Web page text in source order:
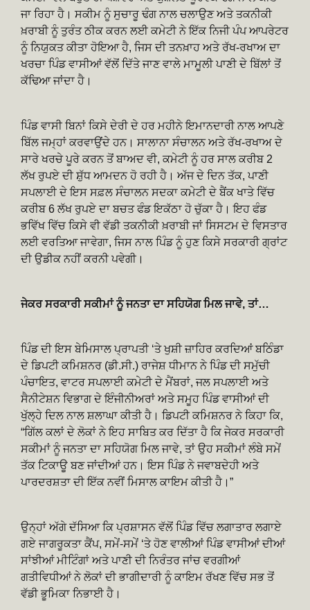
ਜਾ ਰਿਹਾ ਹੈ। ਸਕੀਮ ਨੂੰ ਸੁਚਾਰੂ ਢੰਗ ਨਾਲ ਚਲਾਉਣ ਅਤੇ ਤਕਨੀਕੀ
ਖ਼ਰਾਬੀ ਨੂੰ ਤੁਰੰਤ ਠੀਕ ਕਰਨ ਲਈ ਕਮੇਟੀ ਨੇ ਇੱਕ ਨਿਜੀ ਪੰਪ ਆਪਰੇਟਰ
ਨੂੰ ਨਿਯੁਕਤ ਕੀਤਾ ਹੋਇਆ ਹੈ, ਜਿਸ ਦੀ ਤਨਖ਼ਾਹ ਅਤੇ ਰੱਖ-ਰਖਾਅ ਦਾ
ਖਰਚਾ ਪਿੰਡ ਵਾਸੀਆਂ ਵੱਲੋਂ ਦਿੱਤੇ ਜਾਣ ਵਾਲੇ ਮਾਮੂਲੀ ਪਾਣੀ ਦੇ ਬਿੱਲਾਂ ਤੋਂ
ਕੱਢਿਆ ਜਾਂਦਾ ਹੈ।
ਪਿੰਡ ਵਾਸੀ ਬਿਨਾਂ ਕਿਸੇ ਦੇਰੀ ਦੇ ਹਰ ਮਹੀਨੇ ਇਮਾਨਦਾਰੀ ਨਾਲ ਆਪਣੇ
ਬਿੱਲ ਜਮ੍ਹਾਂ ਕਰਵਾਉਂਦੇ ਹਨ। ਸਾਲਾਨਾ ਸੰਚਾਲਨ ਅਤੇ ਰੱਖ-ਰਖਾਅ ਦੇ
ਸਾਰੇ ਖਰਚੇ ਪੂਰੇ ਕਰਨ ਤੋਂ ਬਾਅਦ ਵੀ, ਕਮੇਟੀ ਨੂੰ ਹਰ ਸਾਲ ਕਰੀਬ 2
ਲੱਖ ਰੁਪਏ ਦੀ ਸ਼ੁੱਧ ਆਮਦਨ ਹੋ ਰਹੀ ਹੈ। ਅੱਜ ਦੇ ਦਿਨ ਤੱਕ, ਪਾਣੀ
ਸਪਲਾਈ ਦੇ ਇਸ ਸਫ਼ਲ ਸੰਚਾਲਨ ਸਦਕਾ ਕਮੇਟੀ ਦੇ ਬੈਂਕ ਖਾਤੇ ਵਿੱਚ
ਕਰੀਬ 6 ਲੱਖ ਰੁਪਏ ਦਾ ਬਚਤ ਫੰਡ ਇਕੱਠਾ ਹੋ ਚੁੱਕਾ ਹੈ। ਇਹ ਫੰਡ
ਭਵਿੱਖ ਵਿੱਚ ਕਿਸੇ ਵੀ ਵੱਡੀ ਤਕਨੀਕੀ ਖ਼ਰਾਬੀ ਜਾਂ ਸਿਸਟਮ ਦੇ ਵਿਸਤਾਰ
ਲਈ ਵਰਤਿਆ ਜਾਵੇਗਾ, ਜਿਸ ਨਾਲ ਪਿੰਡ ਨੂੰ ਹੁਣ ਕਿਸੇ ਸਰਕਾਰੀ ਗ੍ਰਾਂਟ
ਦੀ ਉਡੀਕ ਨਹੀਂ ਕਰਨੀ ਪਵੇਗੀ।
ਜੇਕਰ ਸਰਕਾਰੀ ਸਕੀਮਾਂ ਨੂੰ ਜਨਤਾ ਦਾ ਸਹਿਯੋਗ ਮਿਲ ਜਾਵੇ, ਤਾਂ…
ਪਿੰਡ ਦੀ ਇਸ ਬੇਮਿਸਾਲ ਪ੍ਰਾਪਤੀ ‘ਤੇ ਖੁਸ਼ੀ ਜ਼ਾਹਿਰ ਕਰਦਿਆਂ ਬਠਿੰਡਾ
ਦੇ ਡਿਪਟੀ ਕਮਿਸ਼ਨਰ (ਡੀ.ਸੀ.) ਰਾਜੇਸ਼ ਧੀਮਾਨ ਨੇ ਪਿੰਡ ਦੀ ਸਮੁੱਚੀ
ਪੰਚਾਇਤ, ਵਾਟਰ ਸਪਲਾਈ ਕਮੇਟੀ ਦੇ ਮੈਂਬਰਾਂ, ਜਲ ਸਪਲਾਈ ਅਤੇ
ਸੈਨੀਟੇਸ਼ਨ ਵਿਭਾਗ ਦੇ ਇੰਜੀਨੀਅਰਾਂ ਅਤੇ ਸਮੂਹ ਪਿੰਡ ਵਾਸੀਆਂ ਦੀ
ਖੁੱਲ੍ਹੇ ਦਿਲ ਨਾਲ ਸ਼ਲਾਘਾ ਕੀਤੀ ਹੈ। ਡਿਪਟੀ ਕਮਿਸ਼ਨਰ ਨੇ ਕਿਹਾ ਕਿ,
“ਗਿੱਲ ਕਲਾਂ ਦੇ ਲੋਕਾਂ ਨੇ ਇਹ ਸਾਬਿਤ ਕਰ ਦਿੱਤਾ ਹੈ ਕਿ ਜੇਕਰ ਸਰਕਾਰੀ
ਸਕੀਮਾਂ ਨੂੰ ਜਨਤਾ ਦਾ ਸਹਿਯੋਗ ਮਿਲ ਜਾਵੇ, ਤਾਂ ਉਹ ਸਕੀਮਾਂ ਲੰਬੇ ਸਮੇਂ
ਤੱਕ ਟਿਕਾਊ ਬਣ ਜਾਂਦੀਆਂ ਹਨ। ਇਸ ਪਿੰਡ ਨੇ ਜਵਾਬਦੇਹੀ ਅਤੇ
ਪਾਰਦਰਸ਼ਤਾ ਦੀ ਇੱਕ ਨਵੀਂ ਮਿਸਾਲ ਕਾਇਮ ਕੀਤੀ ਹੈ।”
ਉਨ੍ਹਾਂ ਅੱਗੇ ਦੱਸਿਆ ਕਿ ਪ੍ਰਸ਼ਾਸਨ ਵੱਲੋਂ ਪਿੰਡ ਵਿੱਚ ਲਗਾਤਾਰ ਲਗਾਏ
ਗਏ ਜਾਗਰੂਕਤਾ ਕੈਂਪ, ਸਮੇਂ-ਸਮੇਂ ‘ਤੇ ਹੋਣ ਵਾਲੀਆਂ ਪਿੰਡ ਵਾਸੀਆਂ ਦੀਆਂ
ਸਾਂਝੀਆਂ ਮੀਟਿੰਗਾਂ ਅਤੇ ਪਾਣੀ ਦੀ ਨਿਰੰਤਰ ਜਾਂਚ ਵਰਗੀਆਂ
ਗਤੀਵਿਧੀਆਂ ਨੇ ਲੋਕਾਂ ਦੀ ਭਾਗੀਦਾਰੀ ਨੂੰ ਕਾਇਮ ਰੱਖਣ ਵਿੱਚ ਸਭ ਤੋਂ
ਵੱਡੀ ਭੂਮਿਕਾ ਨਿਭਾਈ ਹੈ।